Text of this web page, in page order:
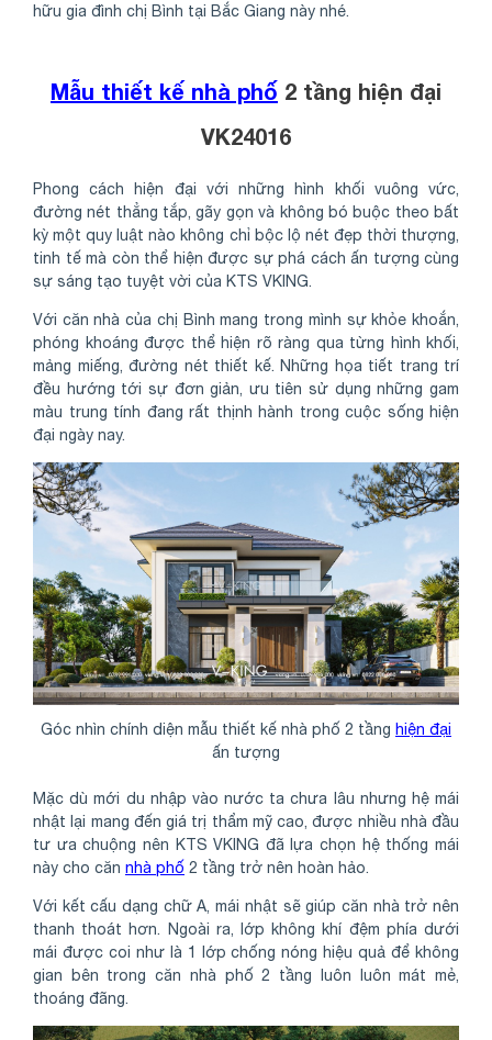
hữu gia đình chị Bình tại Bắc Giang này nhé.
Mẫu thiết kế nhà phố 2 tầng hiện đại
VK24016
Phong cách hiện đại với những hình khối vuông vức,
đường nét thẳng tắp, gãy gọn và không bó buộc theo bất
kỳ một quy luật nào không chỉ bộc lộ nét đẹp thời thượng,
tinh tế mà còn thể hiện được sự phá cách ấn tượng cùng
sự sáng tạo tuyệt vời của KTS VKING.
Với căn nhà của chị Bình mang trong mình sự khỏe khoắn,
phóng khoáng được thể hiện rõ ràng qua từng hình khối,
mảng miếng, đường nét thiết kế. Những họa tiết trang trí
đều hướng tới sự đơn giản, ưu tiên sử dụng những gam
màu trung tính đang rất thịnh hành trong cuộc sống hiện
đại ngày nay.
Góc nhìn chính diện mẫu thiết kế nhà phố 2 tầng hiện đại
ấn tượng
Mặc dù mới du nhập vào nước ta chưa lâu nhưng hệ mái
nhật lại mang đến giá trị thẩm mỹ cao, được nhiều nhà đầu
tư ưa chuộng nên KTS VKING đã lựa chọn hệ thống mái
này cho căn nhà phố 2 tầng trở nên hoàn hảo.
Với kết cấu dạng chữ A, mái nhật sẽ giúp căn nhà trở nên
thanh thoát hơn. Ngoài ra, lớp không khí đệm phía dưới
mái được coi như là 1 lớp chống nóng hiệu quả để không
gian bên trong căn nhà phố 2 tầng luôn luôn mát mẻ,
thoáng đãng.